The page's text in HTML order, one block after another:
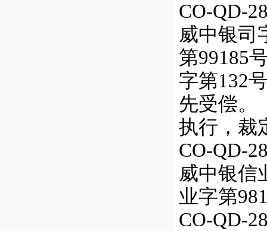
CO-QD-
威中银司
第99185
字第132
先受偿。
执行，裁
CO-QD-
威中银信
业字第
CO-QD-